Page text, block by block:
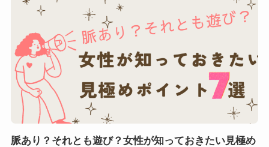
脈あり？それとも遊び？女性が知っておきたい見極め